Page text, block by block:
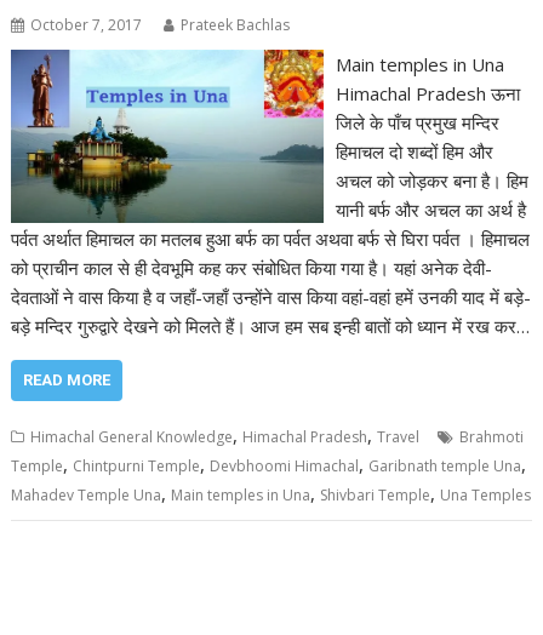
October 7, 2017 Prateek Bachlas
Main temples in Una
Himachal Pradesh ऊना
जिले के पाँच प्रमुख मन्दिर
हिमाचल दो शब्दों हिम और
अचल को जोड़कर बना है। हिम
यानी बर्फ और अचल का अर्थ है
पर्वत अर्थात हिमाचल का मतलब हुआ बर्फ का पर्वत अथवा बर्फ से घिरा पर्वत । हिमाचल
को प्राचीन काल से ही देवभूमि कह कर संबोधित किया गया है। यहां अनेक देवी-
देवताओं ने वास किया है व जहाँ-जहाँ उन्होंने वास किया वहां-वहां हमें उनकी याद में बड़े-
बड़े मन्दिर गुरुद्वारे देखने को मिलते हैं। आज हम सब इन्ही बातों को ध्यान में रख कर…
READ MORE
Himachal General Knowledge, Himachal Pradesh,Travel
Brahmoti
Temple, Chintpurni Temple, Devbhoomi Himachal, Garibnath temple Una,
Mahadev Temple Una, Main temples in Una, Shivbari Temple, Una Temples